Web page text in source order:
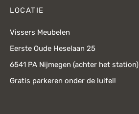
LOCATIE
Vissers Meubelen
Eerste Oude Heselaan 25
6541 PA Nijmegen (achter het station)
Gratis parkeren onder de luifel!